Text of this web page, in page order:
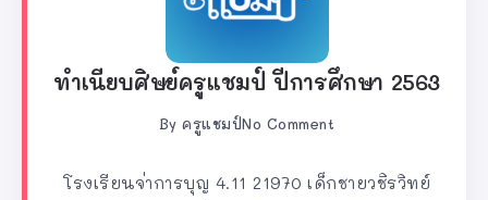
ทำเนียบศิษย์ครูแชมป์ ปีการศึกษา 2563
By ครูแชมป์No Comment
โรงเรียนจ่าการบุญ 4.11 21970 เด็กชายวชิรวิทย์